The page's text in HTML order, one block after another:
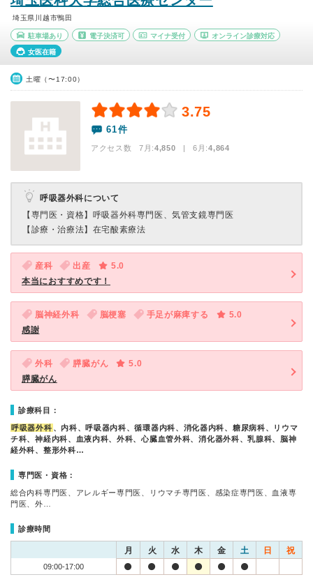
埼玉県川越市鴨田
駐車場あり 電子決済可 マイナ受付 オンライン診療対応
女医在籍
土曜（〜17:00）
3.75
61件
アクセス数 7月:4,850 | 6月:4,864
呼吸器外科について
【専門医・資格】 呼吸器外科専門医、気管支鏡専門医
【診療・治療法】 在宅酸素療法
産科 出産
5.0
本当におすすめです！
脳神経外科 脳梗塞 手足が麻痺する
5.0
感謝
外科 膵臓がん
5.0
膵臓がん
診療科目：
呼吸器外科 、内科、呼吸器内科、循環器内科、消化器内科、糖尿病科、リウマ
チ科、神経内科、血液内科、外科、心臓血管外科、消化器外科、乳腺科、脳神
経外科、整形外科…
専門医・資格：
総合内科専門医、アレルギー専門医、リウマチ専門医、感染症専門医、血液専
門医、外…
診療時間
月 火 水 木 金 土 日 祝
09:00-17:00